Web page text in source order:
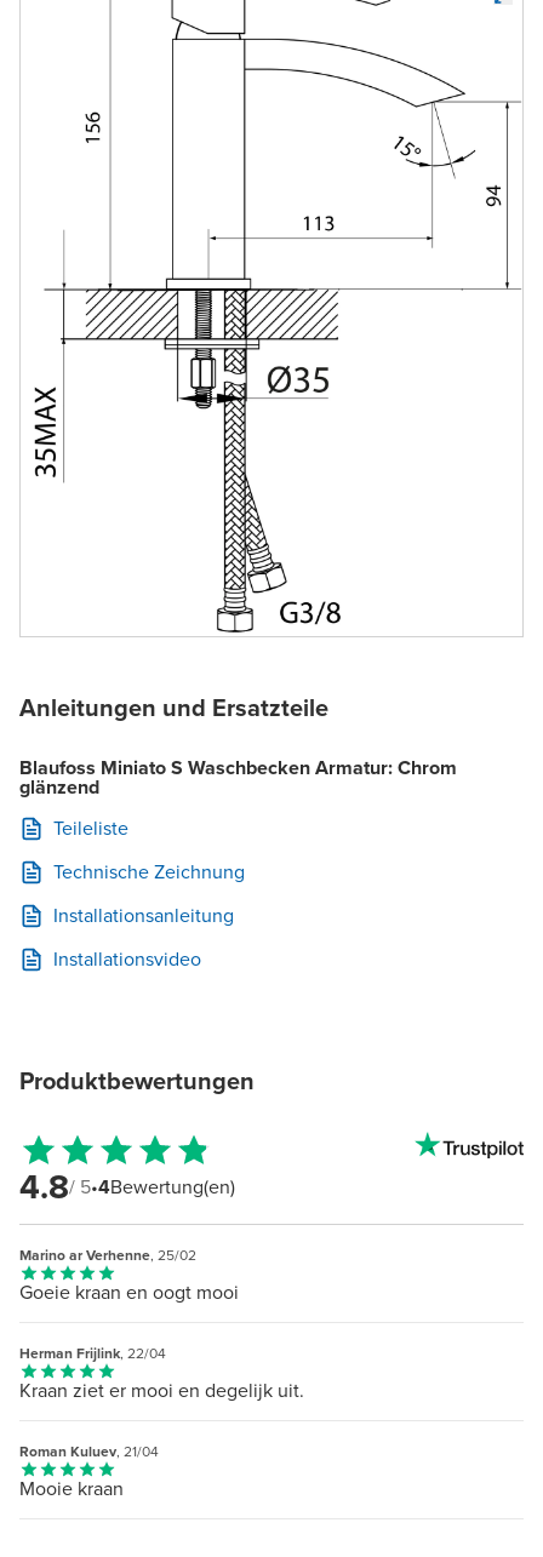
Anleitungen und Ersatzteile
Blaufoss Miniato S Waschbecken Armatur: Chrom
glänzend
Teileliste
Technische Zeichnung
Installationsanleitung
Installationsvideo
Produktbewertungen
4.8/ 5•4Bewertung(en)
Marino ar Verhenne, 25/02
Goeie kraan en oogt mooi
Herman Frijlink, 22/04
Kraan ziet er mooi en degelijk uit.
Roman Kuluev, 21/04
Mooie kraan